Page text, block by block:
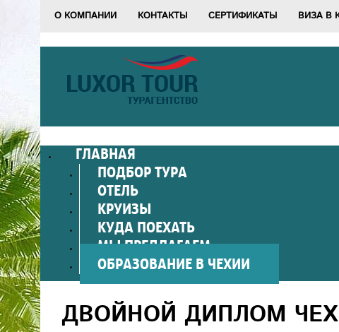
О КОМПАНИИ КОНТАКТЫ СЕРТИФИКАТЫ ВИЗА В
ГЛАВНАЯ
ПОДБОР ТУРА
ОТЕЛЬ
КРУИЗЫ
КУДА ПОЕХАТЬ
МЫ ПРЕДЛАГАЕМ
ОБРАЗОВАНИЕ В ЧЕХИИ
ДВОЙНОЙ ДИПЛОМ